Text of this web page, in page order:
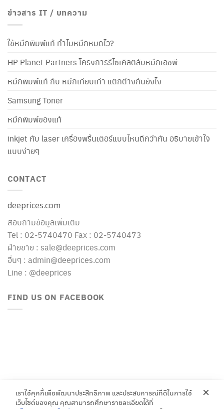
ข่าวสาร IT / บทความ
ใช้หมึกพิมพ์แท้ ทำไมหมึกหมดไว?
HP Planet Partners โครงการรีไซเคิลตลับหมึกเอชพี
หมึกพิมพ์แท้ กับ หมึกเทียบเท่า แตกต่างกันยังไง
Samsung Toner
หมึกพิมพ์ของแท้
inkjet กับ laser เครื่องพริ้นเตอร์แบบไหนดีกว่ากัน อธิบายเข้าใจ
แบบง่ายๆ
CONTACT
deeprices.com
สอบถามข้อมูลเพิ่มเติม
Tel : 02-5740470 Fax : 02-5740473
ฝ่ายขาย : sale@deeprices.com
อื่นๆ : admin@deeprices.com
Line : @deeprices
FIND US ON FACEBOOK
เราใช้คุกกี้เพื่อพัฒนาประสิทธิภาพ และประสบการณ์ที่ดีในการใช้
เว็บไซต์ของคุณ คุณสามารถศึกษารายละเอียดได้ที่